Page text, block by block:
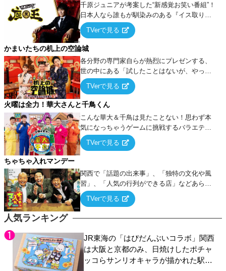
人気ランキング
JR東海の「はぴだんぶいコラボ」関西
は大阪と京都のみ、日焼けしたポチャ
ッコらサンリオキャラが描かれた駅弁
千原ジュニアが考案した“新感覚お笑い番組”！
日本人なら誰もが馴染みのある『イス取りゲ
ーム』をベースに、大喜利・ギャグ・モノボ
ケ・歌…など様々なお題で芸人がショートネ
タを競い合う！
TVerで見る
かまいたちの机上の空論城
各分野の専門家自らが熱烈にプレゼンする、
世の中にある「試したことはないが、やって
みたらこうなる！…ハズ」という“机上の空
論”に若手芸人らがカラダを張って挑む！
TVerで見る
火曜は全力！華大さんと千鳥くん
こんな華大＆千鳥は見たことない！思わず本
気になっちゃうゲームに挑戦するバラエティ
ー！
TVerで見る
ちゃちゃ入れマンデー
関西で「話題の出来事」、「独特の文化や風
習」、「人気の行列ができる店」などあらゆ
るテーマについて好き放題にちゃちゃを入れ
ていく関西色を前面に押し出したトークバラ
TVerで見る